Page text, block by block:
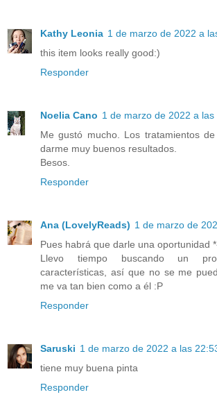
Kathy Leonia 1 de marzo de 2022 a
this item looks really good:)
Responder
Noelia Cano 1 de marzo de 2022 a las
Me gustó mucho. Los tratamientos
darme muy buenos resultados.
Besos.
Responder
Ana (LovelyReads) 1 de marzo de
Pues habrá que darle una oportunidad
Llevo tiempo buscando un
características, así que no se me
me va tan bien como a él :P
Responder
Saruski 1 de marzo de 2022 a las
tiene muy buena pinta
Responder